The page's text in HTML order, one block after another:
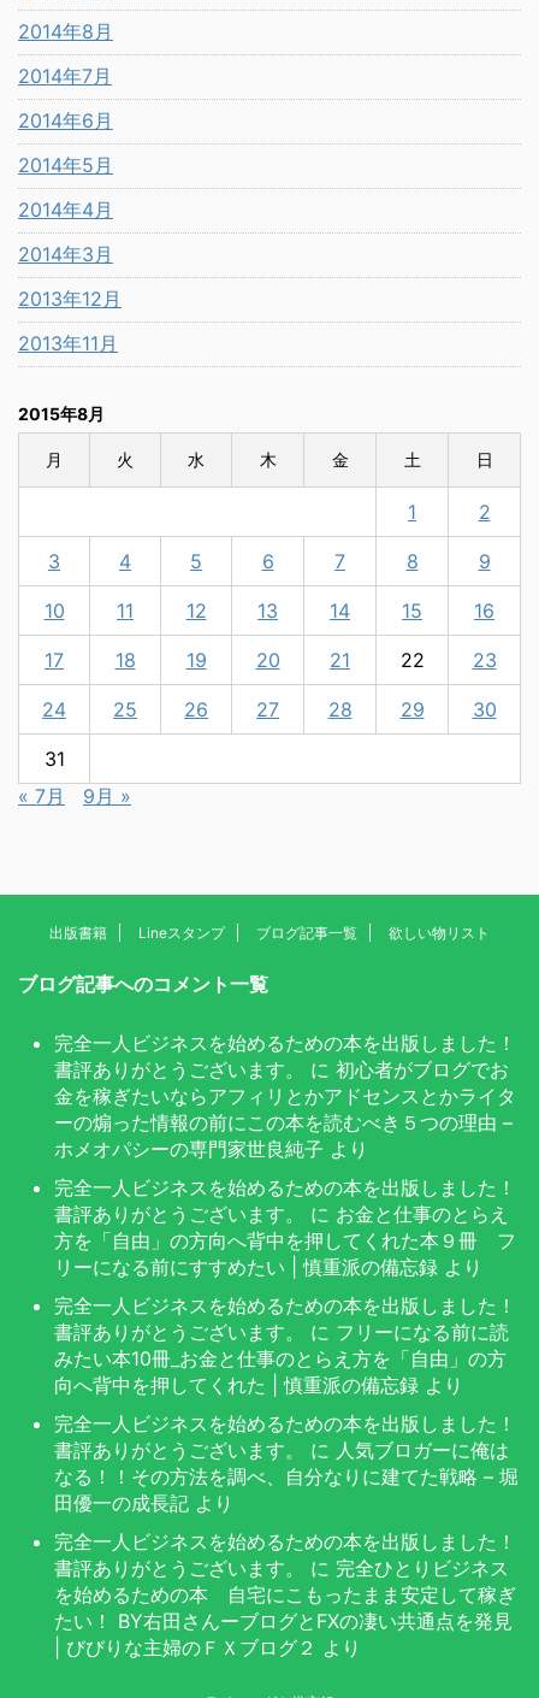
2014年8月
2014年7月
2014年6月
2014年5月
2014年4月
2014年3月
2013年12月
2013年11月
2015年8月
月 火 水 木 金 土 日
1 2
3 4 5 6 7 8 9
10 11 12 13 14 15 16
17 18 19 20 21 22 23
24 25 26 27 28 29 30
31
« 7月
9月 »
出版書籍 Lineスタンプ ブログ記事一覧 欲しい物リスト
ブログ記事へのコメント一覧
完全一人ビジネスを始めるための本を出版しました！
書評ありがとうございます。
に 初心者がブログでお
金を稼ぎたいならアフィリとかアドセンスとかライタ
ーの煽った情報の前にこの本を読むべき５つの理由 –
ホメオパシーの専門家世良純子 より
完全一人ビジネスを始めるための本を出版しました！
書評ありがとうございます。
に お金と仕事のとらえ
方を「自由」の方向へ背中を押してくれた本９冊 フ
リーになる前にすすめたい | 慎重派の備忘録 より
完全一人ビジネスを始めるための本を出版しました！
書評ありがとうございます。
に フリーになる前に読
みたい本10冊_お金と仕事のとらえ方を「自由」の方
向へ背中を押してくれた | 慎重派の備忘録 より
完全一人ビジネスを始めるための本を出版しました！
書評ありがとうございます。
に 人気ブロガーに俺は
なる！！その方法を調べ、自分なりに建てた戦略 – 堀
田優一の成長記 より
完全一人ビジネスを始めるための本を出版しました！
書評ありがとうございます。
に 完全ひとりビジネス
を始めるための本 自宅にこもったまま安定して稼ぎ
たい！ BY右田さんーブログとFXの凄い共通点を発見
| びびりな主婦のＦＸブログ２ より